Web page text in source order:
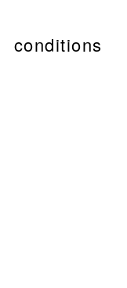
conditions